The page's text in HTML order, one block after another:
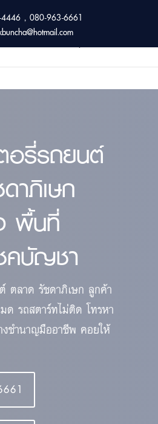
, 080-963-6661
อรี่รถยนต์
าภิเษก
พื้นที่
คบัญชา
ตลาด รัชดาภิเษก ลูกค้า
รถสตาร์ทไม่ติด โทรหา
ชำนาญมืออาชีพ คอยให้